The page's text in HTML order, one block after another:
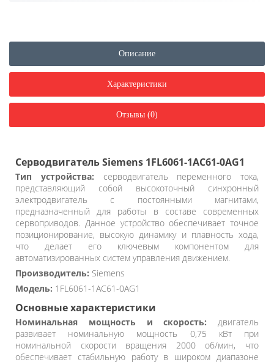
Описание
Характеристики
Отзывы (0)
Серводвигатель Siemens 1FL6061-1AC61-0AG1
Тип устройства: серводвигатель переменного тока,
представляющий собой высокоточный синхронный
электродвигатель с постоянными магнитами,
предназначенный для работы в составе современных
сервоприводов. Данное устройство обеспечивает точное
позиционирование, высокую динамику и плавность хода,
что делает его ключевым компонентом для
автоматизированных систем управления движением.
Производитель: Siemens
Модель: 1FL6061-1AC61-0AG1
Основные характеристики
Номинальная мощность и скорость: двигатель
развивает номинальную мощность 0,75 кВт при
номинальной скорости вращения 2000 об/мин, что
обеспечивает стабильную работу в широком диапазоне